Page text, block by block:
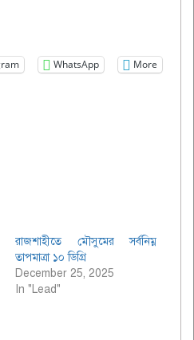
WhatsApp More
রাজশাহীতে মৌসুমের সর্বনিম্ন
তাপমাত্রা ১০ ডিগ্রি
December 25, 2025
In "Lead"